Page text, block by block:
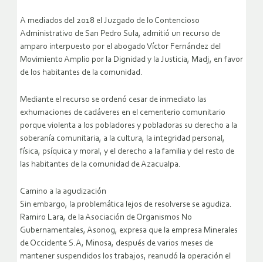
A mediados del 2018 el Juzgado de lo Contencioso
Administrativo de San Pedro Sula, admitió un recurso de
amparo interpuesto por el abogado Víctor Fernández del
Movimiento Amplio por la Dignidad y la Justicia, Madj, en favor
de los habitantes de la comunidad.
Mediante el recurso se ordenó cesar de inmediato las
exhumaciones de cadáveres en el cementerio comunitario
porque violenta a los pobladores y pobladoras su derecho a la
soberanía comunitaria, a la cultura, la integridad personal,
física, psíquica y moral, y el derecho a la familia y del resto de
las habitantes de la comunidad de Azacualpa.
Camino a la agudización
Sin embargo, la problemática lejos de resolverse se agudiza.
Ramiro Lara, de la Asociación de Organismos No
Gubernamentales, Asonog, expresa que la empresa Minerales
de Occidente S.A, Minosa, después de varios meses de
mantener suspendidos los trabajos, reanudó la operación el